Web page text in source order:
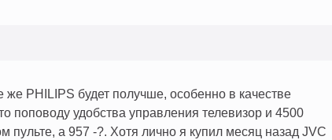
PHILIPS будет получше, особенно в качестве
поповоду удобства управления телевизор и 4500
пульте, а 957 -?. Хотя лично я купил месяц назад JVC